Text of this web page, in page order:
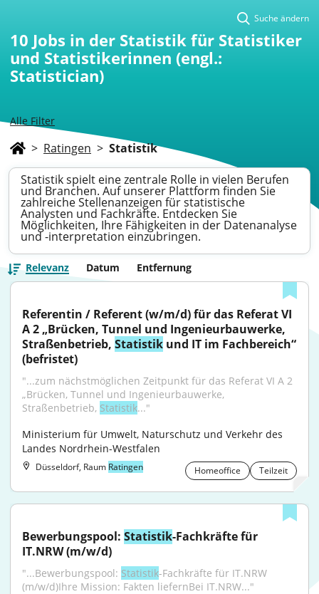
Alle Filter
Suche ändern
10 Jobs in der Statistik für Statistiker
und Statistikerinnen (engl.:
Statistician)
> Ratingen > Statistik
Statistik spielt eine zentrale Rolle in vielen Berufen
und Branchen. Auf unserer Plattform finden Sie
zahlreiche Stellenanzeigen für statistische
Analysten und Fachkräfte. Entdecken Sie
Möglichkeiten, Ihre Fähigkeiten in der Datenanalyse
und -interpretation einzubringen.
Relevanz Datum Entfernung
Referentin / Referent (w/m/d) für das Referat VI
A 2 „Brücken, Tunnel und Ingenieurbauwerke,
Straßenbetrieb, Statistik und IT im Fachbereich“
(befristet)
"...zum nächstmöglichen Zeitpunkt für das Referat VI A 2
„Brücken, Tunnel und Ingenieurbauwerke,
Straßenbetrieb, Statistik..."
Ministerium für Umwelt, Naturschutz und Verkehr des
Landes Nordrhein-Westfalen
Düsseldorf, Raum Ratingen Homeoffice Teilzeit
Bewerbungspool: Statistik-Fachkräfte für
IT.NRW (m/w/d)
"...Bewerbungspool: Statistik-Fachkräfte für IT.NRW
(m/w/d)Ihre Mission: Fakten liefernBei IT.NRW..."